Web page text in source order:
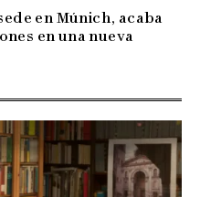
en Múnich, acaba
en una nueva